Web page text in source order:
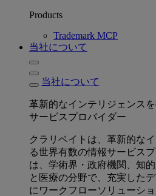
Products
Trademark MCP
当社について
当社について
革新的なインテリジェンス
サービスプロバイダー
クラリベイトは、革新的な
る世界有数の情報サービス
は、学術界・政府機関、知
と医療の分野で、充実した
にワークフローソリューシ